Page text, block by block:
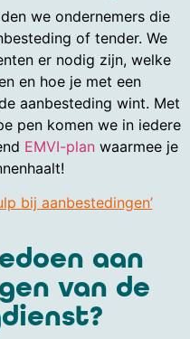
we ondernemers die
of tender. We
er nodig zijn, welke
en hoe je met een
aanbesteding wint. Met
pen komen we in iedere
EMVI-plan waarmee je
bij aanbestedingen’
aan
van de